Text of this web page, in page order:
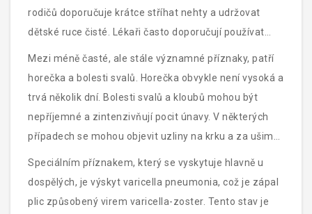
rodičů doporučuje krátce stříhat nehty a udržovat
dětské ruce čisté. Lékaři často doporučují používat
speciální lotion nebo koupele s přidáním ovesných
vloček, které pomáhají zmírnit svědění.
Mezi méně časté, ale stále významné příznaky, patří
horečka a bolesti svalů. Horečka obvykle není vysoká a
trvá několik dní. Bolesti svalů a kloubů mohou být
nepříjemné a zintenzivňují pocit únavy. V některých
případech se mohou objevit uzliny na krku a za ušima,
které se zvětší a jsou bolestivé na dotek.
Speciálním příznakem, který se vyskytuje hlavně u
dospělých, je výskyt varicella pneumonia, což je zápal
plic způsobený virem varicella-zoster. Tento stav je